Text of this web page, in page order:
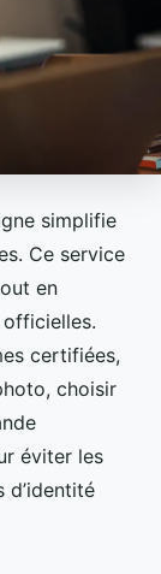
simplifie
Ce service
en
certifiées,
choisir
éviter les
d’identité